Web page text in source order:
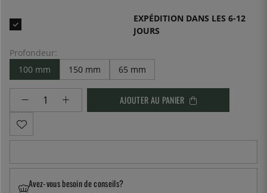
EXPÉDITION DANS LES 6-12
JOURS
Profondeur:
100 mm
150 mm 65 mm
AJOUTER AU PANIER
Avez-vous besoin de conseils?